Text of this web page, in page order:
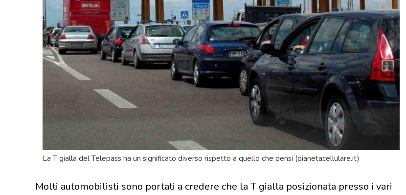
La T gialla del Telepass ha un significato diverso rispetto a quello che pensi (pianetacellulare.it)
Molti automobilisti sono portati a credere che la T gialla posizionata presso i vari